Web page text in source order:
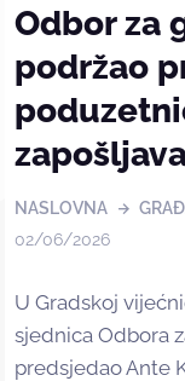
Odbor za
podržao
NASLOVNA
02/06/2026
U Gradskoj
sjednica Odbora
predsjedao Ante